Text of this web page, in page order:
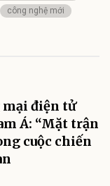
công nghệ mới
điện tử
Á: “Mặt trận
cuộc chiến